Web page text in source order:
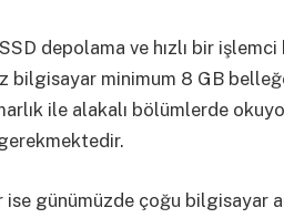
depolama ve hızlı bir
bilgisayar minimum 8 GB
ile alakalı bölümlerde
günümüzde çoğu bilgisayar